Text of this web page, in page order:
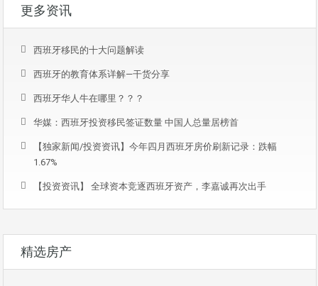
更多资讯
西班牙移民的十大问题解读
西班牙的教育体系详解—干货分享
西班牙华人牛在哪里？？？
华媒：西班牙投资移民签证数量 中国人总量居榜首
【独家新闻/投资资讯】今年四月西班牙房价刷新记录：跌幅
1.67%
【投资资讯】 全球资本竞逐西班牙资产，李嘉诚再次出手
精选房产